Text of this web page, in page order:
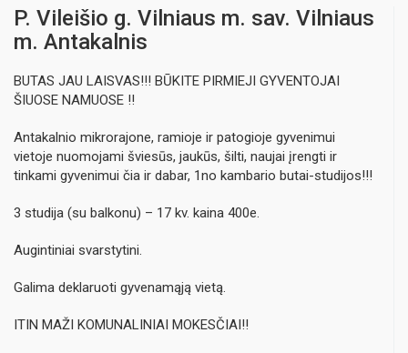
P. Vileišio g. Vilniaus m. sav. Vilniaus
m. Antakalnis
BUTAS JAU LAISVAS!!! BŪKITE PIRMIEJI GYVENTOJAI
ŠIUOSE NAMUOSE !!
Antakalnio mikrorajone, ramioje ir patogioje gyvenimui
vietoje nuomojami šviesūs, jaukūs, šilti, naujai įrengti ir
tinkami gyvenimui čia ir dabar, 1no kambario butai-studijos!!!
3 studija (su balkonu) – 17 kv. kaina 400e.
Augintiniai svarstytini.
Galima deklaruoti gyvenamąją vietą.
ITIN MAŽI KOMUNALINIAI MOKESČIAI!!